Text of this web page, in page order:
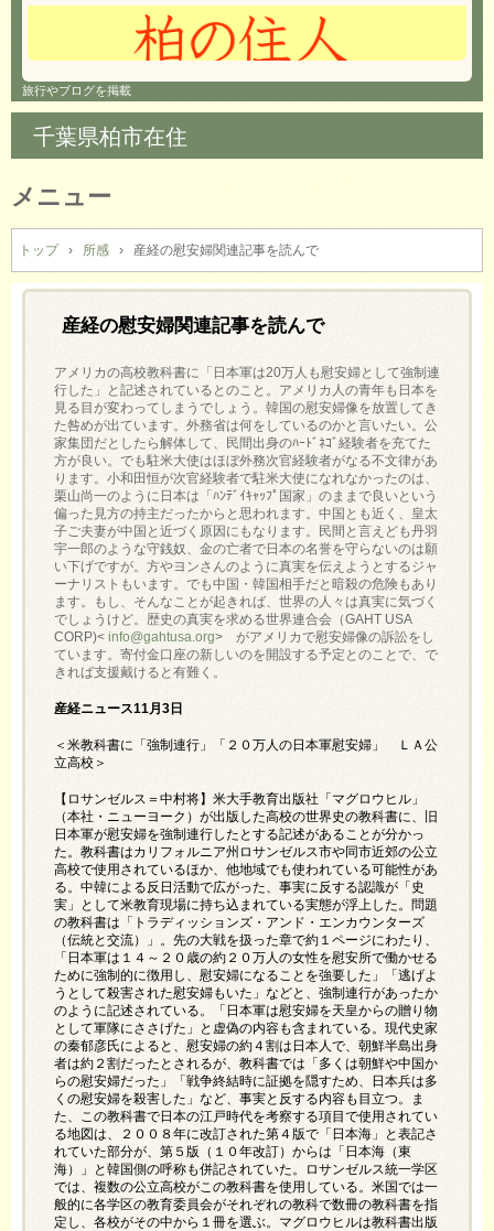
旅行やブログを掲載
千葉県柏市在住
メニュー
コ
ン
テ
ン
トップ › 所感 › 産経の慰安婦関連記事を読んで
産経の慰安婦関連記事を読んで
アメリカの高校教科書に「日本軍は20万人も慰安婦として強制連
行した」と記述されているとのこと。アメリカ人の青年も日本を
見る目が変わってしまうでしょう。韓国の慰安婦像を放置してき
た咎めが出ています。外務省は何をしているのかと言いたい。公
家集団だとしたら解体して、民間出身のﾊｰﾄﾞﾈｺﾞ経験者を充てた
方が良い。でも駐米大使はほぼ外務次官経験者がなる不文律があ
ります。小和田恒が次官経験者で駐米大使になれなかったのは、
栗山尚一のように日本は「ﾊﾝﾃﾞｲｷｬｯﾌﾟ国家」のままで良いという
偏った見方の持主だったからと思われます。中国とも近く、皇太
子ご夫妻が中国と近づく原因にもなります。民間と言えども丹羽
宇一郎のような守銭奴、金の亡者で日本の名誉を守らないのは願
い下げですが。方やヨンさんのように真実を伝えようとするジャ
ーナリストもいます。でも中国・韓国相手だと暗殺の危険もあり
ます。もし、そんなことが起きれば、世界の人々は真実に気づく
でしょうけど。歴史の真実を求める世界連合会（GAHT USA
CORP)< info@gahtusa.org> がアメリカで慰安婦像の訴訟をし
ています。寄付金口座の新しいのを開設する予定とのことで、で
きれば支援戴けると有難く。
産経ニュース11月3日
＜米教科書に「強制連行」「２０万人の日本軍慰安婦」 ＬＡ公
立高校＞
【ロサンゼルス＝中村将】米大手教育出版社「マグロウヒル」
（本社・ニューヨーク）が出版した高校の世界史の教科書に、旧
日本軍が慰安婦を強制連行したとする記述があることが分かっ
た。教科書はカリフォルニア州ロサンゼルス市や同市近郊の公立
高校で使用されているほか、他地域でも使われている可能性があ
る。中韓による反日活動で広がった、事実に反する認識が「史
実」として米教育現場に持ち込まれている実態が浮上した。問題
の教科書は「トラディッションズ・アンド・エンカウンターズ
（伝統と交流）」。先の大戦を扱った章で約１ページにわたり、
「日本軍は１４～２０歳の約２０万人の女性を慰安所で働かせる
ために強制的に徴用し、慰安婦になることを強要した」「逃げよ
うとして殺害された慰安婦もいた」などと、強制連行があったか
のように記述されている。「日本軍は慰安婦を天皇からの贈り物
として軍隊にささげた」と虚偽の内容も含まれている。現代史家
の秦郁彦氏によると、慰安婦の約４割は日本人で、朝鮮半島出身
者は約２割だったとされるが、教科書では「多くは朝鮮や中国か
らの慰安婦だった」「戦争終結時に証拠を隠すため、日本兵は多
くの慰安婦を殺害した」など、事実と反する内容も目立つ。ま
た、この教科書で日本の江戸時代を考察する項目で使用されてい
る地図は、２００８年に改訂された第４版で「日本海」と表記さ
れていた部分が、第５版（１０年改訂）からは「日本海（東
海）」と韓国側の呼称も併記されていた。ロサンゼルス統一学区
では、複数の公立高校がこの教科書を使用している。米国では一
般的に各学区の教育委員会がそれぞれの教科で数冊の教科書を指
定し、各校がその中から１冊を選ぶ。マグロウヒルは教科書出版